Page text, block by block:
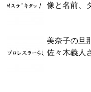
像と名前、
美奈子の旦
佐々木義人